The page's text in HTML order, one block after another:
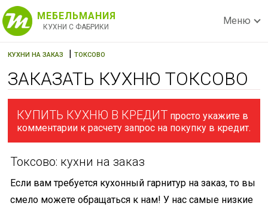
МЕБЕЛЬМАНИЯ
КУХНИ С ФАБРИКИ
Меню
КУХНИ НА ЗАКАЗ |ТОКСОВО
ЗАКАЗАТЬ КУХНЮ ТОКСОВО
КУПИТЬ КУХНЮ В КРЕДИТ просто укажите в
комментарии к расчету запрос на покупку в кредит.
Токсово: кухни на заказ
Если вам требуется кухонный гарнитур на заказ, то вы
смело можете обращаться к нам! У нас самые низкие